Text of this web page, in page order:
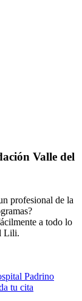
Valle del
profesional de la
a todo lo
Lili.
Padrino
tu cita